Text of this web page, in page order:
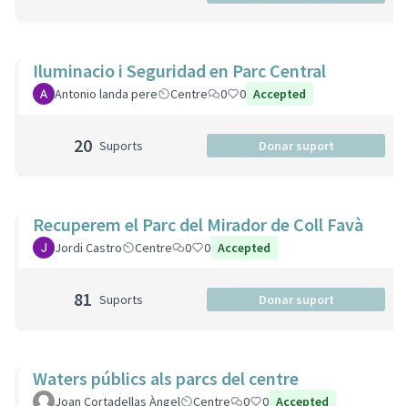
Iluminacio i Seguridad en Parc Central
Antonio landa pere Centre 0 0 Accepted
20 Suports Donar suport
Recuperem el Parc del Mirador de Coll Favà
Jordi Castro Centre 0 0 Accepted
81 Suports Donar suport
Waters públics als parcs del centre
Joan Cortadellas Àngel Centre 0 0 Accepted